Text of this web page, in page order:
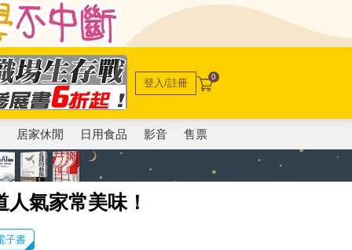
登入/註冊 0
居家休閒 日用食品 影音 售票
氣家常美味！
子書